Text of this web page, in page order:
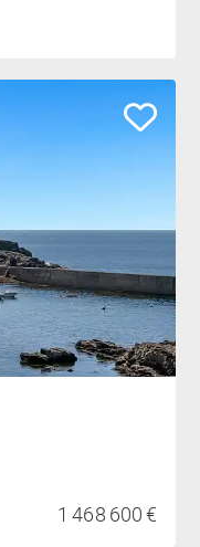
1 468 600 €